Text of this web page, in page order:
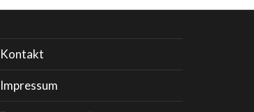
Kontakt
Impressum